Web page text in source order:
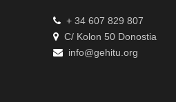
+ 34 607 829 807
C/ Kolon 50 Donostia
info@gehitu.org